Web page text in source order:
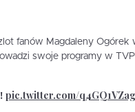
fanów Magdaleny Ogórek
swoje programy w
pic.twitter.com/